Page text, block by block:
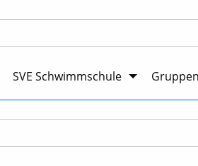
SVE Schwimmschule Gruppen